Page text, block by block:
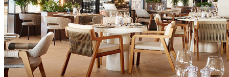
Réservé aux clients V Level
Spécialités traditionnelles istriennes– viandes séchées,
jambon cru local tranché à la main et fromages artisanaux
accompagnés de marmelades
Coins thématiques– délices locaux tels que les truffes,
fromages fins, vins de la Parenzana et pâtisseries
méditerranéennes
Sélection d'huiles d'olive et de vins – 200 vins premium (15